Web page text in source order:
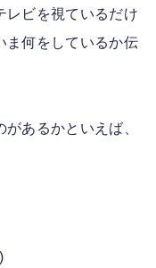
レビを視ているだけ
ま何をしているか伝
あるかといえば、